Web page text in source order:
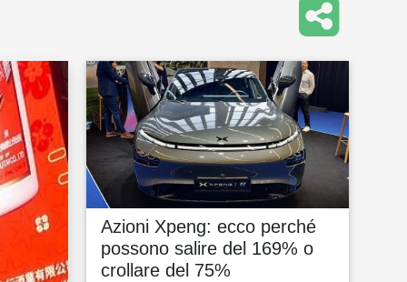
Azioni Xpeng: ecco perché
possono salire del 169% o
crollare del 75%